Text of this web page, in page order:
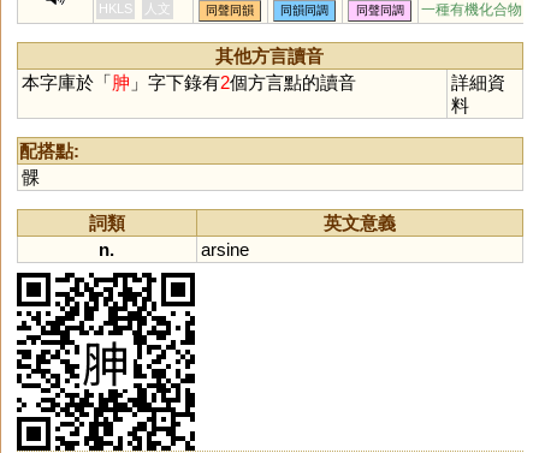
HKLS
人文 同聲同韻 同韻同調 同聲同調 一種有機化合物
其他方言讀音
本字庫於「胂 」字下錄有2個方言點的讀音
詳細資
料
配搭點:
髁
詞類
英文意義
n.
arsine